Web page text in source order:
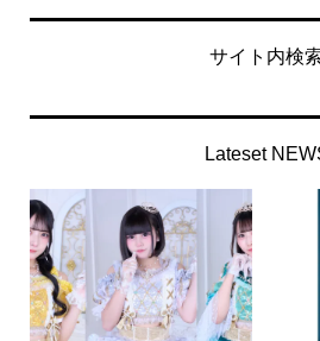
サイト内検
Lateset